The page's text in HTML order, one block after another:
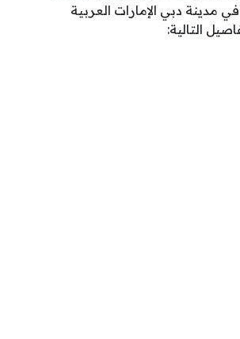
مدينة دبي الإمارات العربية
التالية: